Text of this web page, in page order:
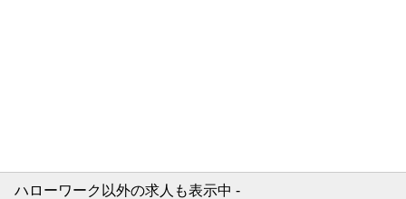
ハローワーク以外の求人も表示中 -